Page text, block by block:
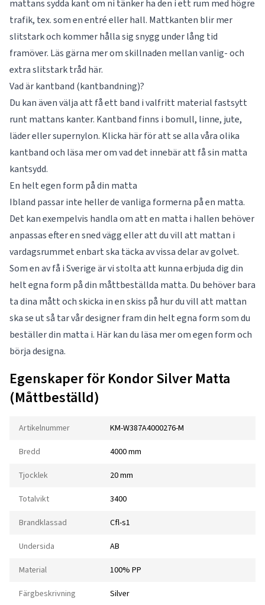
mattans sydda kant om ni tänker ha den i ett rum med högre
trafik, tex. som en entré eller hall. Mattkanten blir mer
slitstark och kommer hålla sig snygg under lång tid
framöver. Läs gärna mer om skillnaden mellan vanlig- och
extra slitstark tråd här.
Vad är kantband (kantbandning)?
Du kan även välja att få ett band i valfritt material fastsytt
runt mattans kanter. Kantband finns i bomull, linne, jute,
läder eller supernylon. Klicka här för att se alla våra olika
kantbandoch läsa mer om vad det innebär att få sin matta
kantsydd.
En helt egen form på din matta
Ibland passar inte heller de vanliga formerna på en matta.
Det kan exempelvis handla om att en matta i hallen behöver
anpassas efter en sned vägg eller att du vill att mattan i
vardagsrummet enbart ska täcka av vissa delar av golvet.
Som en av få i Sverige är vi stolta att kunna erbjuda dig din
helt egna form på din måttbeställda matta. Du behöver bara
ta dina mått och skicka in en skiss på hur du vill att mattan
ska se ut så tar vår designer fram din helt egna form som du
beställer din matta i. Här kan du läsa mer omegen formoch
börja designa.
Egenskaper för Kondor Silver Matta
(Måttbeställd)
Artikelnummer KM-W387A4000276-M
Bredd 4000 mm
Tjocklek 20 mm
Totalvikt 3400
Brandklassad Cfl-s1
Undersida AB
Material 100% PP
Färgbeskrivning Silver